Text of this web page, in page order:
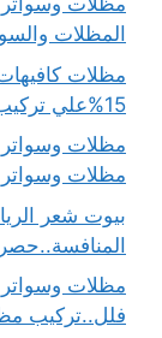
المظلات
15%علي تركيب تندات كافيهات.شماسي كافيهات
مظلات
مظلات
بيوت شعر
مظلات
فلل..تركيب